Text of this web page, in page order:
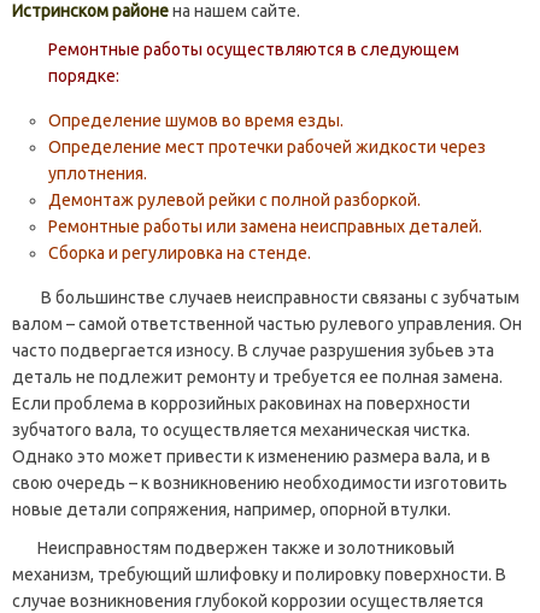
Истринском районена нашем сайте.
Ремонтные работы осуществляются в следующем
порядке:
Определение шумов во время езды.
Определение мест протечки рабочей жидкости через
уплотнения.
Демонтаж рулевой рейки с полной разборкой.
Ремонтные работы или замена неисправных деталей.
Сборка и регулировка на стенде.
В большинстве случаев неисправности связаны с зубчатым
валом – самой ответственной частью рулевого управления. Он
часто подвергается износу. В случае разрушения зубьев эта
деталь не подлежит ремонту и требуется ее полная замена.
Если проблема в коррозийных раковинах на поверхности
зубчатого вала, то осуществляется механическая чистка.
Однако это может привести к изменению размера вала, и в
свою очередь – к возникновению необходимости изготовить
новые детали сопряжения, например, опорной втулки.
Неисправностям подвержен также и золотниковый
механизм, требующий шлифовку и полировку поверхности. В
случае возникновения глубокой коррозии осуществляется